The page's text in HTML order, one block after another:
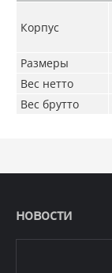
Корпус
Размеры
Вес нетто
Вес брутто
новости